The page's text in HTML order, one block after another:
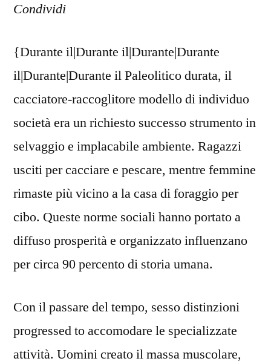
Condividi
{Durante il|Durante il|Durante|Durante
il|Durante|Durante il Paleolitico durata, il
cacciatore-raccoglitore modello di individuo
società era un richiesto successo strumento in
selvaggio e implacabile ambiente. Ragazzi
usciti per cacciare e pescare, mentre femmine
rimaste più vicino a la casa di foraggio per
cibo. Queste norme sociali hanno portato a
diffuso prosperità e organizzato influenzano
per circa 90 percento di storia umana.
Con il passare del tempo, sesso distinzioni
progressed to accomodare le specializzate
attività. Uomini creato il massa muscolare,